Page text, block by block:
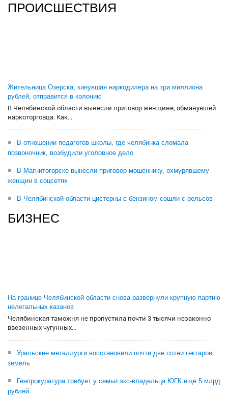
ПРОИСШЕСТВИЯ
Жительница Озерска, кинувшая наркодилера на три миллиона
рублей, отправится в колонию
В Челябинской области вынесли приговор женщине, обманувшей
наркоторговца. Как...
В отношении педагогов школы, где челябинка сломала
позвоночник, возбудили уголовное дело
В Магнитогорске вынесли приговор мошеннику, охмурявшему
женщин в соцсетях
В Челябинской области цистерны с бензином сошли с рельсов
БИЗНЕС
На границе Челябинской области снова развернули крупную партию
нелегальных казанов
Челябинская таможня не пропустила почти 3 тысячи незаконно
ввезенных чугунных...
Уральские металлурги восстановили почти две сотни гектаров
земель
Генпрокуратура требует у семьи экс-владельца ЮГК еще 5 млрд
рублей